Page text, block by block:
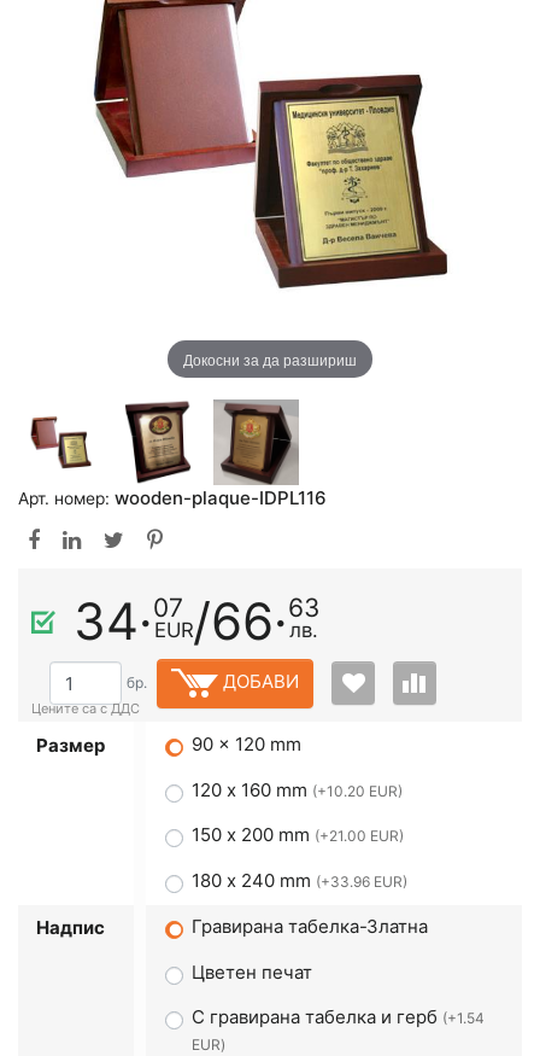
Докосни за да разшириш
Арт. номер: wooden-plaque-IDPL116
34·07
EUR/66·63
лв.
бр. ДОБАВИ
Размер
90 x 120 mm
120 х 160 mm (+10.20 EUR)
150 х 200 mm (+21.00 EUR)
180 х 240 mm (+33.96 EUR)
Надпис
Гравирана табелка-Златна
Цветен печат
С гравирана табелка и герб (+1.54
EUR)